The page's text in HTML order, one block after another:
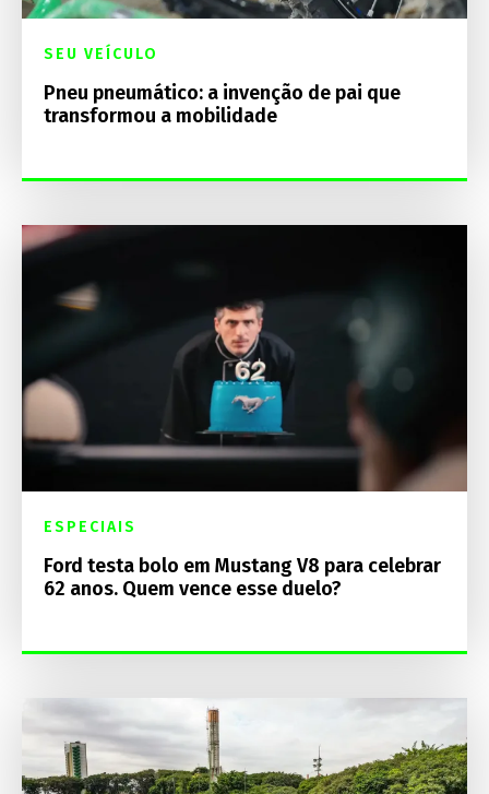
SEU VEÍCULO
Pneu pneumático: a invenção de pai que
transformou a mobilidade
ESPECIAIS
Ford testa bolo em Mustang V8 para celebrar
62 anos. Quem vence esse duelo?